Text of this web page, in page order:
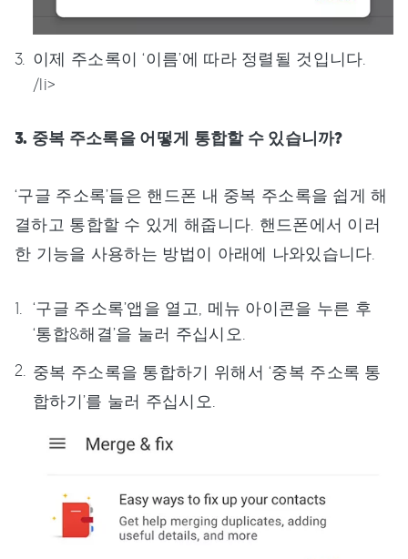
이제 주소록이 ‘이름’에 따라 정렬될 것입니다.
/li>
3. 중복 주소록을 어떻게 통합할 수 있습니까?
‘구글 주소록’들은 핸드폰 내 중복 주소록을 쉽게 해
결하고 통합할 수 있게 해줍니다. 핸드폰에서 이러
한 기능을 사용하는 방법이 아래에 나와있습니다.
‘구글 주소록’앱을 열고, 메뉴 아이콘을 누른 후
‘통합&해결’을 눌러 주십시오.
중복 주소록을 통합하기 위해서 ‘중복 주소록 통
합하기’를 눌러 주십시오.